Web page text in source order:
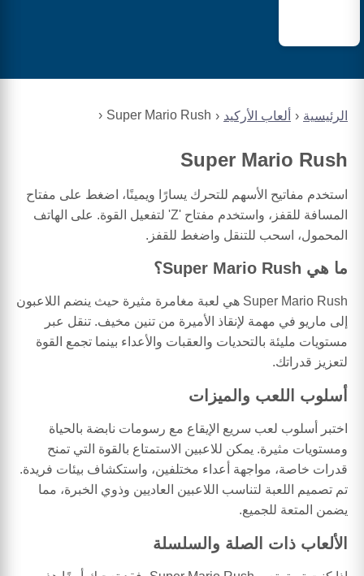
الرئيسية ألعاب الأركيد Super Mario Rush
Super Mario Rush
استخدم مفاتيح الأسهم للتحرك يسارًا ويمينًا، اضغط على مفتاح
المسافة للقفز، واستخدم مفتاح 'Z' لتفعيل القوة. على الهاتف
المحمول، اسحب للتنقل واضغط للقفز.
ما هي Super Mario Rush؟
Super Mario Rush هي لعبة مغامرة مثيرة حيث ينضم اللاعبون
إلى ماريو في مهمة لإنقاذ الأميرة من تنين مخيف. تنقل عبر
مستويات مليئة بالتحديات والعقبات والأعداء بينما تجمع القوة
لتعزيز قدراتك.
أسلوب اللعب والميزات
اختبر أسلوب لعب سريع الإيقاع مع رسومات نابضة بالحياة
ومستويات مثيرة. يمكن للاعبين الاستمتاع بالقوة التي تمنح
قدرات خاصة، مواجهة أعداء مختلفين، واستكشاف بيئات فريدة.
تم تصميم اللعبة لتناسب اللاعبين العاديين وذوي الخبرة، مما
يضمن المتعة للجميع.
الألعاب ذات الصلة والسلسلة